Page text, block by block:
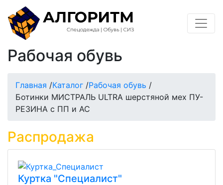
Рабочая обувь
Главная /Каталог /Рабочая обувь /
Ботинки МИСТРАЛЬ ULTRA шерстяной мех ПУ-
РЕЗИНА с ПП и АС
Распродажа
Куртка "Специалист"